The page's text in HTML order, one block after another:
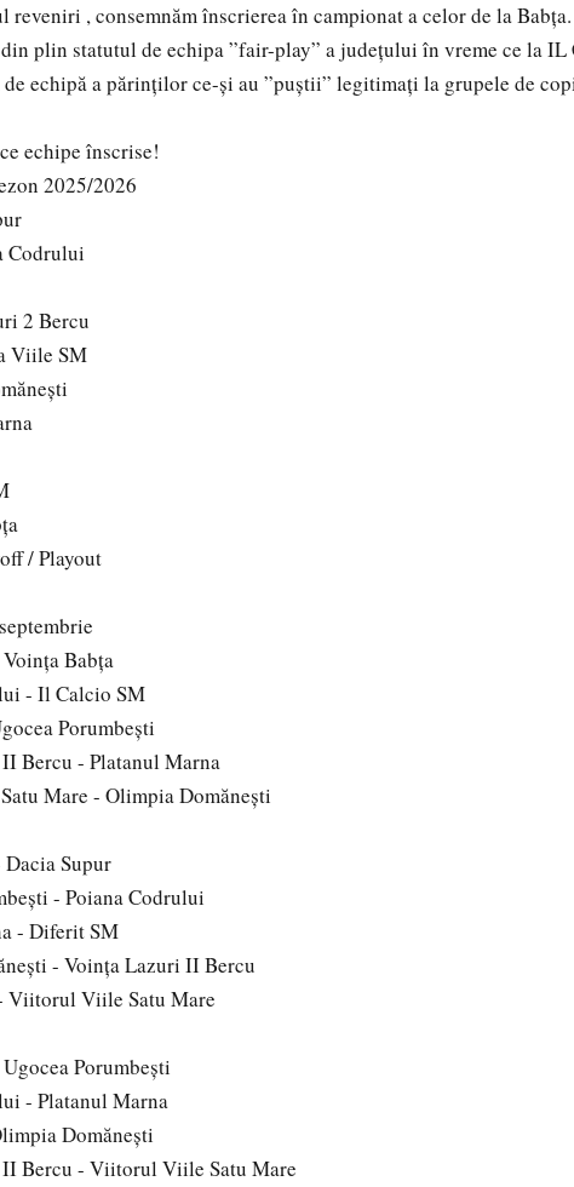
reveniri , consemnăm înscrierea în campionat a celor de la Babța.
plin statutul de echipa ”fair-play” a județului în vreme ce la
echipă a părinților ce-și au ”puștii” legitimați la grupele de
echipe înscrise!
2025/2026
Codrului
2 Bercu
Viile SM
/ Playout
Babţa
- Il Calcio SM
Porumbeşti
Bercu - Platanul Marna
Mare - Olimpia Domăneşti
Supur
- Poiana Codrului
- Diferit SM
- Voinţa Lazuri II Bercu
Viitorul Viile Satu Mare
Porumbeşti
- Platanul Marna
Domăneşti
Bercu - Viitorul Viile Satu Mare